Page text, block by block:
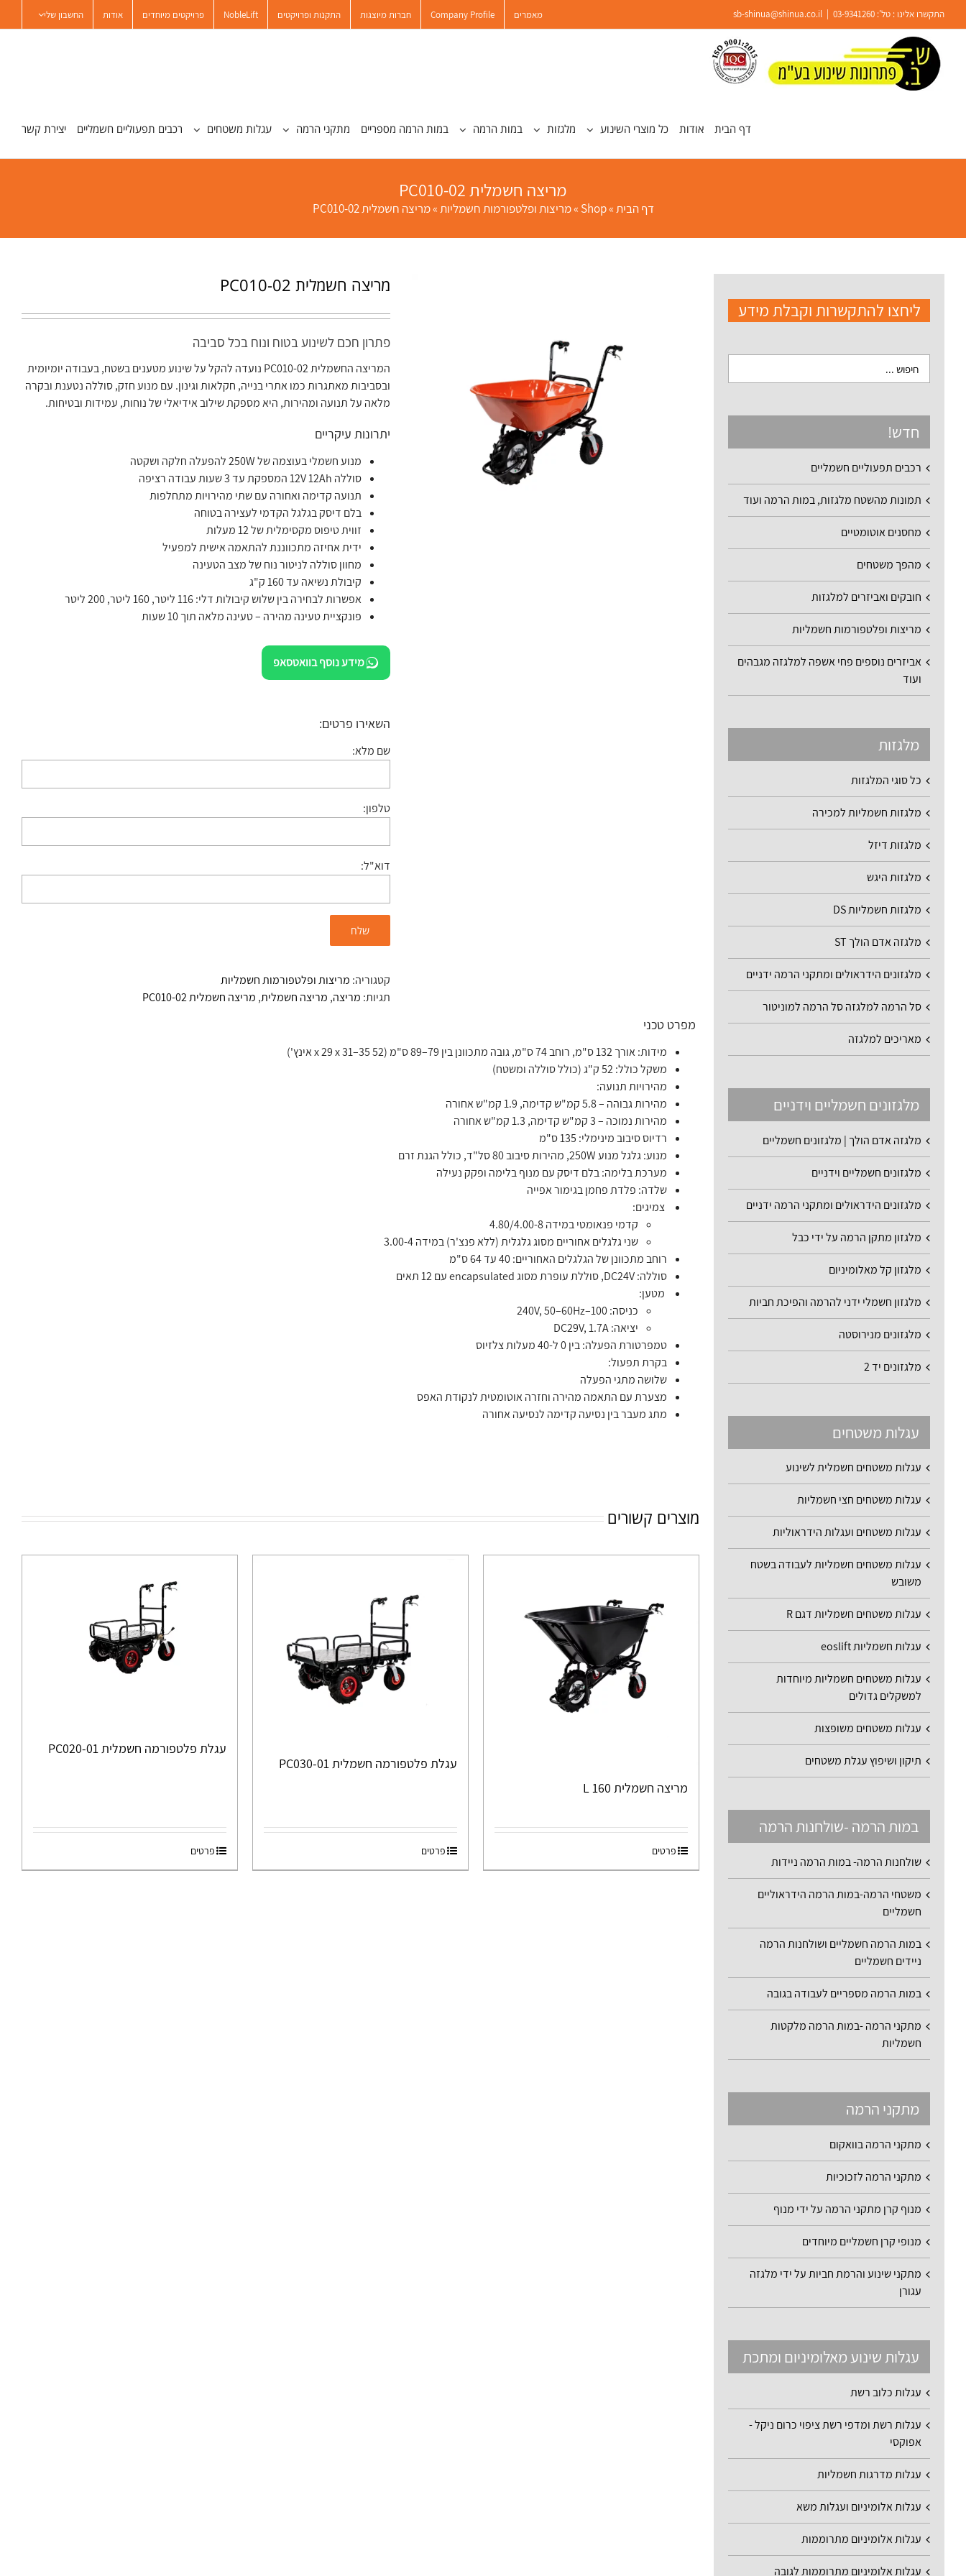
פתח סרגל נגישות
content
התקשרו אלינו : טל': 03-9341260
sb-shinua@shinua.co.il מאמרים Company Profile חברות מיוצגות התקנות ופרויקטים NobleLift פרויקטים מיוחדים אודות החשבון שלי
דף הבית אודות כל מוצרי השינוע מלגזות במות הרמה במות הרמה מספריים מתקני הרמה עגלות משטחים רכבים תפעוליים חשמליים יצירת קשר
מריצה חשמלית PC010-02
דף הבית»
Shop
»מריצות ופלטפורמות חשמליות»מריצה חשמלית PC010-02
מריצה חשמלית PC010-02
פתרון חכם לשינוע בטוח ונוח בכל סביבה
המריצה החשמלית PC010-02 נועדה להקל על שינוע מטענים בשטח, בעבודה יומיומית
ובסביבות מאתגרות כמו אתרי בנייה, חקלאות וגינון. עם מנוע חזק, סוללה נטענת ובקרה
מלאה על תנועה ומהירות, היא מספקת שילוב אידיאלי של נוחות, עמידות ובטיחות.
יתרונות עיקריים
מנוע חשמלי בעוצמה של 250W להפעלה חלקה ושקטה
סוללה 12V 12Ah המספקת עד 3 שעות עבודה רציפה
תנועה קדימה ואחורה עם שתי מהירויות מתחלפות
בלם דיסק בגלגל הקדמי לעצירה בטוחה
זווית טיפוס מקסימלית של 12 מעלות
ידית אחיזה מתכווננת להתאמה אישית למפעיל
מחוון סוללה לניטור נוח של מצב הטעינה
קיבולת נשיאה עד 160 ק"ג
אפשרות לבחירה בין שלוש קיבולות דלי: 116 ליטר, 160 ליטר, 200 ליטר
פונקציית טעינה מהירה – טעינה מלאה תוך 10 שעות
מידע נוסף בוואטסאפ
השאירו פרטים:
שם מלא:
טלפון:
דוא"ל:
קטגוריה: מריצות ופלטפורמות חשמליות
תגיות: מריצה, מריצה חשמלית, מריצה חשמלית PC010-02
מפרט טכני
מידות: אורך 132 ס"מ, רוחב 74 ס"מ, גובה מתכוונן בין 79–89 ס"מ (52 x 29 x 31–35 אינץ')
משקל כולל: 52 ק"ג (כולל סוללה ומשטח)
מהירויות תנועה:
מהירות גבוהה – 5.8 קמ"ש קדימה, 1.9 קמ"ש אחורה
מהירות נמוכה – 3 קמ"ש קדימה, 1.3 קמ"ש אחורה
רדיוס סיבוב מינימלי: 135 ס"מ
מנוע: גלגל מנוע 250W, מהירות סיבוב 80 סל"ד, כולל הגנת זרם
מערכת בלימה: בלם דיסק עם מנוף בלימה ופקק נעילה
שלדה: פלדת פחמן בגימור אפייה
צמיגים:
קדמי פנאומטי במידה 4.80/4.00-8
שני גלגלים אחוריים מסוג גלגלית (ללא פנצ'ר) במידה 3.00-4
רוחב מתכוונן של הגלגלים האחוריים: 40 עד 64 ס"מ
סוללה: DC24V, סוללת עופרת מסוג encapsulated עם 12 תאים
מטען:
כניסה: 100–240V, 50–60Hz
יציאה: DC29V, 1.7A
טמפרטורת הפעלה: בין 0 ל-40 מעלות צלזיוס
בקרת תפעול:
שלושה מתגי הפעלה
מצערת עם התאמה מהירה וחזרה אוטומטית לנקודת האפס
מתג מעבר בין נסיעה קדימה לנסיעה אחורה
מוצרים קשורים
מריצה חשמלית 160 L
פרטים
עגלת פלטפורמה חשמלית PC030-01
פרטים
עגלת פלטפורמה חשמלית PC020-01
פרטים
ליחצו להתקשרות וקבלת מידע
חדש!
רכבים תפעוליים חשמליים
תמונות מהשטח מלגזות, במות הרמה ועוד
מחסנים אוטומטיים
מהפך משטחים
חובקים ואביזרים למלגזות
מריצות ופלטפורמות חשמליות
אביזרים נוספים פחי אשפה למלגזה מגבהים
ועוד
מלגזות
כל סוגי המלגזות
מלגזות חשמליות למכירה
מלגזות דיזל
מלגזות היגש
מלגזות חשמליות DS
מלגזה אדם הולך ST
מלגזונים הידראולים ומתקני הרמה ידניים
סל הרמה למלגזה סל הרמה למוניטור
מאריכים למלגזה
מלגזונים חשמליים וידניים
מלגזה אדם הולך | מלגזונים חשמליים
מלגזונים חשמליים וידניים
מלגזונים הידראולים ומתקני הרמה ידניים
מלגזון מתקן הרמה על ידי כבל
מלגזון קל מאלומיניום
מלגזון חשמלי ידני להרמה והפיכת חביות
מלגזונים מנירוסטה
מלגזונים יד 2
עגלות משטחים
עגלות משטחים חשמלית לשינוע
עגלות משטחים חצי חשמליות
עגלות משטחים ועגלות הידראוליות
עגלות משטחים חשמליות לעבודה בשטח
משובש
עגלות משטחים חשמליות דגם R
עגלות חשמליות eoslift
עגלות משטחים חשמליות מיוחדות
למשקלים גדולים
עגלות משטחים משופצות
תיקון ושיפוץ עגלת משטחים
במות הרמה -שולחנות הרמה
שולחנות הרמה- במות הרמה ניידות
משטחי הרמה-במות הרמה הידראוליים
חשמליים
במות הרמה חשמליים ושולחנות הרמה
ניידים חשמליים
במות הרמה מספריים לעבודה בגובה
מתקני הרמה -במות הרמה מלקטות
חשמליות
מתקני הרמה
מתקני הרמה בוואקום
מתקני הרמה לזכוכיות
מנוף קרן מתקני הרמה על ידי מנוף
מנופי קרן חשמליים מיוחדים
מתקני שינוע והרמת חביות על ידי מלגזה
עגורן
עגלות שינוע מאלומיניום ומתכת
עגלות כלוב רשת
עגלות רשת ומדפי רשת ציפוי כרום ניקל -
אפוקסי
עגלות מדרגות חשמליות
עגלות אלומיניום ועגלות משא
עגלות אלומיניום מתרוממות
עגלות אלומיניום מתרוממות לגובה